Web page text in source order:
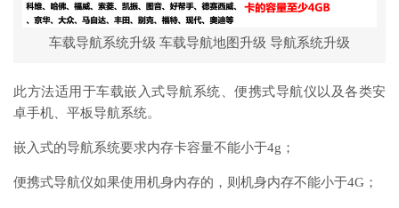
车载导航系统升级 车载导航地图升级 导航系统升级
此方法适用于车载嵌入式导航系统、便携式导航仪以及各类安
卓手机、平板导航系统。
嵌入式的导航系统要求内存卡容量不能小于4g；
便携式导航仪如果使用机身内存的，则机身内存不能小于4G；